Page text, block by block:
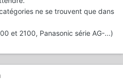
ne se trouvent que dans
et 2100, Panasonic série AG-...)